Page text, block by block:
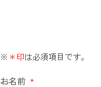
※ ＊印は必須項目です。
お名前